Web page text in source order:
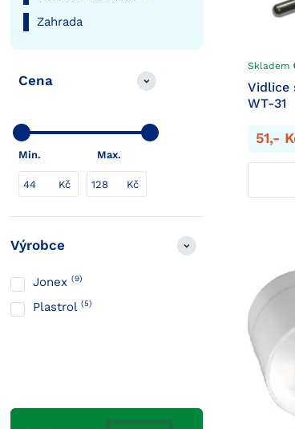
Zahrada
Cena
Min.
44 Kč
Max.
128 Kč
Výrobce
Jonex(9)
Plastrol(5)
Skladem
Vidlice
WT-31
51,-